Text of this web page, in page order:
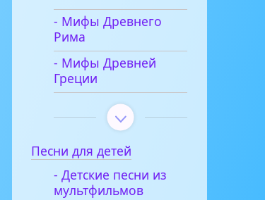
- Мифы Древнего
Рима
- Мифы Древней
Греции
Песни для детей
- Детские песни из
мультфильмов